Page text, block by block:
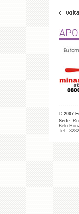
© 2007
Sede:
Belo
Tel.: